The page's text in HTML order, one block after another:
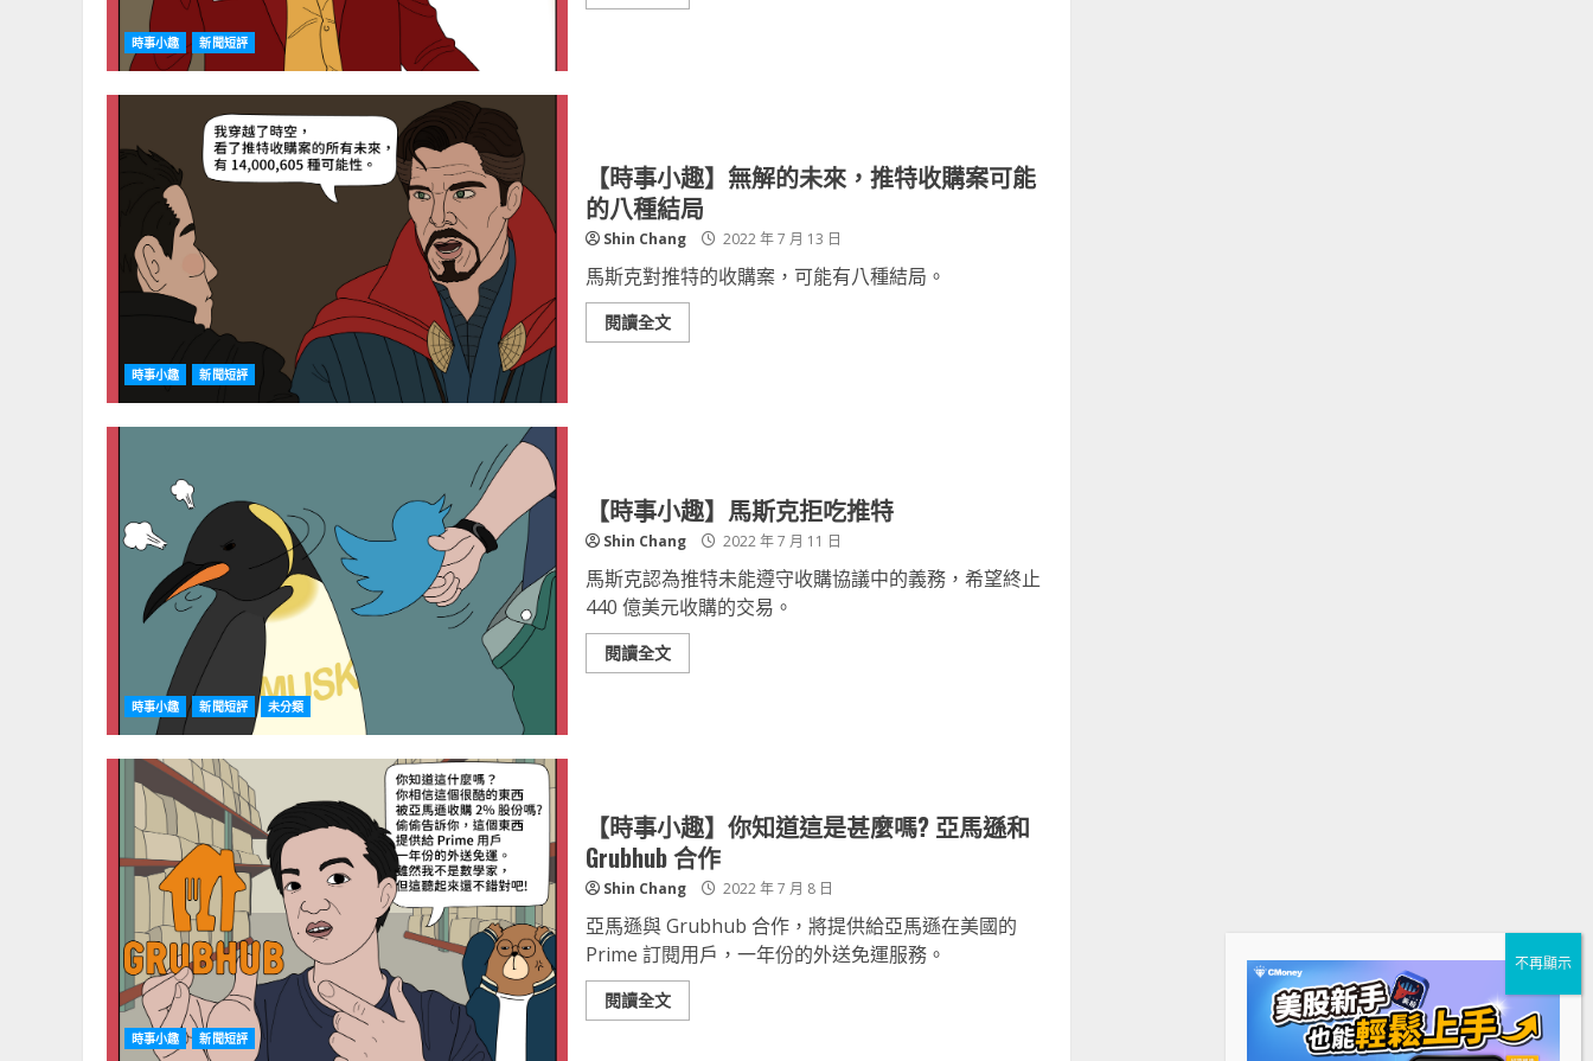
時事小趣 新聞短評
時事小趣 新聞短評
【時事小趣】無解的未來，推特收購案可能
的八種結局
Shin Chang 2022 年 7 月 13 日
馬斯克對推特的收購案，可能有八種結局。
閱讀全文
時事小趣 新聞短評 未分類
【時事小趣】馬斯克拒吃推特
Shin Chang 2022 年 7 月 11 日
馬斯克認為推特未能遵守收購協議中的義務，希望終止
440 億美元收購的交易。
閱讀全文
時事小趣 新聞短評
【時事小趣】你知道這是甚麼嗎? 亞馬遜和
Grubhub 合作
Shin Chang 2022 年 7 月 8 日
亞馬遜與 Grubhub 合作，將提供給亞馬遜在美國的
Prime 訂閱用戶，一年份的外送免運服務。
閱讀全文